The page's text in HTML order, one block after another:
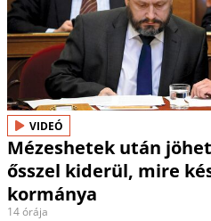
VIDEÓ
Mézeshetek után
ősszel kiderül, mire
kormánya
14 órája